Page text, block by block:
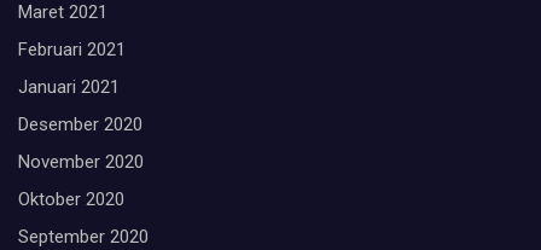
Maret 2021
Februari 2021
Januari 2021
Desember 2020
November 2020
Oktober 2020
September 2020